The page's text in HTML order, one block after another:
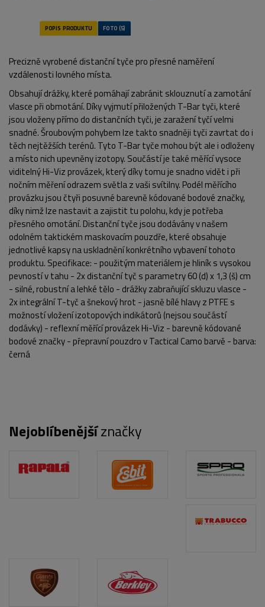
POPIS PRODUKTU FOTO (5)
Precizně vyrobené distanční tyče pro přesné naměření
vzdálenosti lovného místa.
Obsahují drážky, které pomáhají zabránit sklouznutí a zamotání
vlasce při obmotání. Díky vyjmutí přiložených T-Bar tyči, které
jsou vloženy přímo do distančních tyči, je zaražení tyčí velmi
snadné. Šroubovým pohybem lze takto snadněji tyči zavrtat do i
těch nejtěžších terénů. Tyto T-Bar tyče mohou být ale i odloženy
a místo nich upevněny izotopy. Součástí je také měřící vysoce
viditelný Hi-Viz provázek, který díky tomu je snadno vidět i při
nočním měření odrazem světla z vaši svítilny. Podél měřícího
provázku jsou čtyři posuvné barevně kódované bodové značky,
díky nimž lze nastavit a zajistit tu polohu, kdy je potřeba
přesného omotání. Distanční tyče jsou dodávány v našem
odolném taktickém maskovacím pouzdře, které obsahuje
jednotlivé kapsy na uskladnění konkrétního vybavení tohoto
produktu. Specifikace: - použitým materiálem je hliník s vysokou
pevností v tahu - 2x distanční tyč s parametry 60 (d) x 1,3 (š) cm
- silné, robustní a lehké tělo - drážky zabraňující skluzu vlasce -
2x integrální T-tyč a šnekový hrot - jasně bílé hlavy z PTFE s
možností vložení izotopových indikátorů (nejsou součástí
dodávky) - reflexní měřící provázek Hi-Viz - barevně kódované
bodové značky - přepravní pouzdro v Tactical Camo barvě - barva:
černá
Nejoblíbenějšíznačky